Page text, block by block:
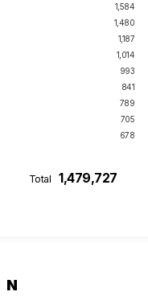
1,584
1,480
1,187
1,014
993
841
789
705
678
Total 1,479,727
N